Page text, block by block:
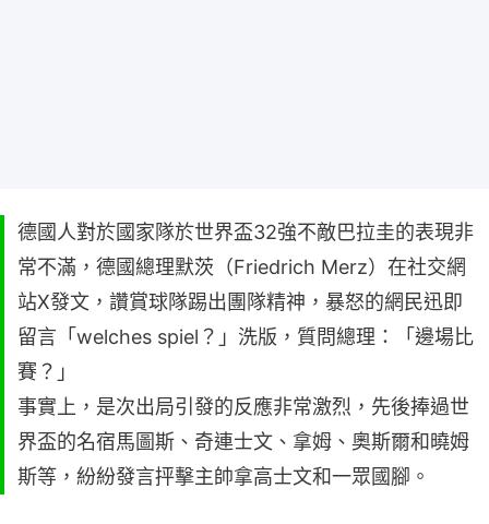
德國人對於國家隊於世界盃32強不敵巴拉圭的表現非
常不滿，德國總理默茨（Friedrich Merz）在社交網
站X發文，讚賞球隊踢出團隊精神，暴怒的網民迅即
留言「welches spiel？」洗版，質問總理：「邊場比
賽？」
事實上，是次出局引發的反應非常激烈，先後捧過世
界盃的名宿馬圖斯、奇連士文、拿姆、奧斯爾和曉姆
斯等，紛紛發言抨擊主帥拿高士文和一眾國腳。